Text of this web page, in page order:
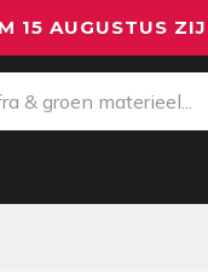
15 AUGUSTUS